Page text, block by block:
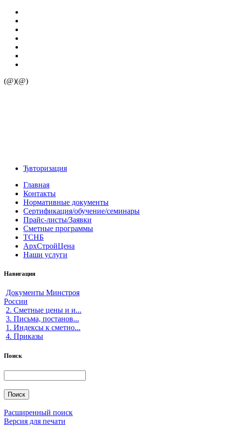
(@)(@)
Ђвторизация
Главная
Контакты
Нормативные документы
Сертификация/обучение/семинары
Прайс-листы/Заявки
Сметные программы
ТСНБ
АрхСтройЦена
Наши услуги
Навигация
Документы Минстроя
России
2. Сметные цены и и...
3. Письма, постанов...
1. Индексы к сметно...
4. Приказы
Поиск
Расширенный поиск
Версия для печати